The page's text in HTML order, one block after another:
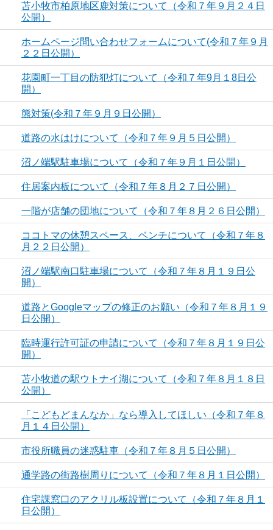
苫小牧市柏原地区鹿対策について（令和７年９月２４日
公開）
ホームページ問い合わせフォームについて(令和７年９月
２２日公開）
花園町一丁目の防犯灯について（令和７年9月１8日公
開）
熊対策(令和７年９月９日公開）
道路の水はけについて（令和７年９月５日公開）
沼ノ端駅駐車場について（令和７年９月１日公開）
住居案内板について（令和７年８月２７日公開）
一階が店舗の団地について（令和７年８月２６日公開）
ココトマの休憩スペース、ベンチについて（令和７年８
月２２日公開）
沼ノ端駅南口駐車場について（令和７年８月１９日公
開）
道路とGoogleマップの修正のお願い（令和７年８月１９
日公開）
臨時運行許可証の申請について（令和７年８月１９日公
開）
苫小牧道の駅ウトナイ湖について（令和７年８月１８日
公開）
「こどもどまんなか」なら導入してほしい（令和７年８
月１４日公開）
市役所職員の迷惑駐車（令和７年８月５日公開）
通学路の街路樹周りについて（令和７年８月１日公開）
住宅課窓口のアクリル板設置について（令和７年８月１
日公開）